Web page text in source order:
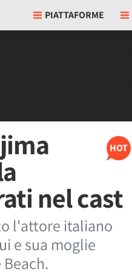
PIATTAFORME
HOT
nel cast
l'attore italiano
e sua moglie